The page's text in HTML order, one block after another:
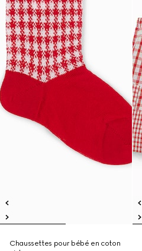
Chaussettes pour bébé en coton